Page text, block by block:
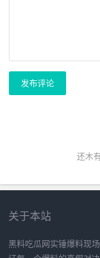
发布评论
还木
关于本站
黑料吃瓜网实锤爆料现